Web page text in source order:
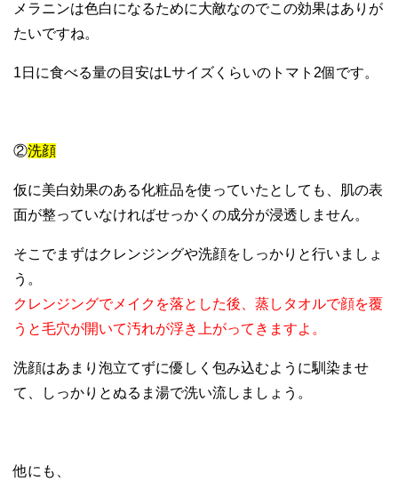
メラニンは色白になるために大敵なのでこの効果はありが
たいですね。
1日に食べる量の目安はLサイズくらいのトマト2個です。
②洗顔
仮に美白効果のある化粧品を使っていたとしても、肌の表
面が整っていなければせっかくの成分が浸透しません。
そこでまずはクレンジングや洗顔をしっかりと行いましょ
う。
クレンジングでメイクを落とした後、蒸しタオルで顔を覆
うと毛穴が開いて汚れが浮き上がってきますよ。
洗顔はあまり泡立てずに優しく包み込むように馴染ませ
て、しっかりとぬるま湯で洗い流しましょう。
他にも、